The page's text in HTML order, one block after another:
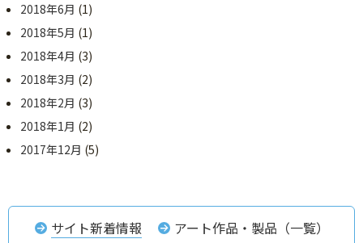
2018年6月 (1)
2018年5月 (1)
2018年4月 (3)
2018年3月 (2)
2018年2月 (3)
2018年1月 (2)
2017年12月 (5)
サイト新着情報
アート作品・製品（一覧）